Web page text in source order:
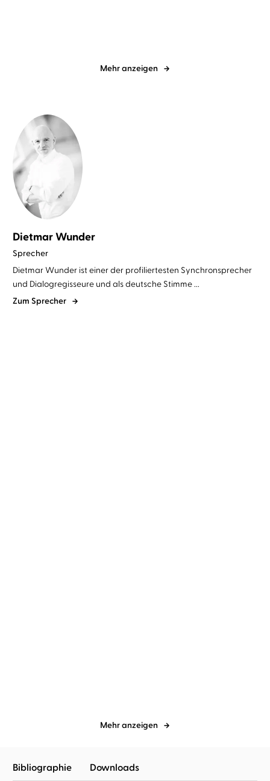
Mehr anzeigen
Dietmar Wunder
Sprecher
Dietmar Wunder ist einer der profiliertesten Synchronsprecher
und Dialogregisseure und als deutsche Stimme ...
Zum Sprecher
Mehr anzeigen
Bibliographie Downloads